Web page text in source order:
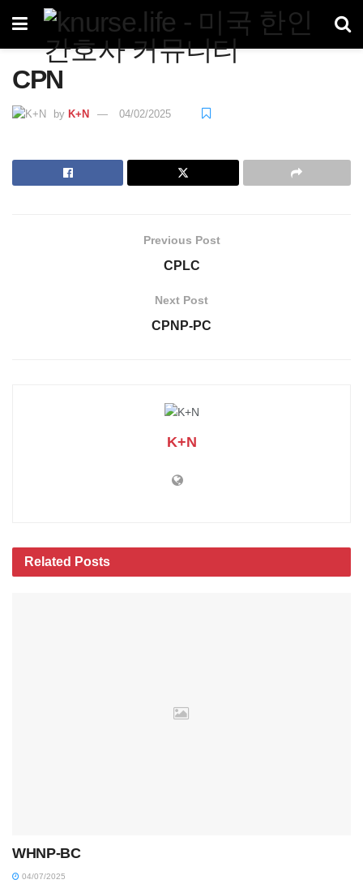
CPN
by K+N 04/02/2025
Previous Post
CPLC
Next Post
CPNP-PC
K+N
Related Posts
WHNP-BC
04/07/2025